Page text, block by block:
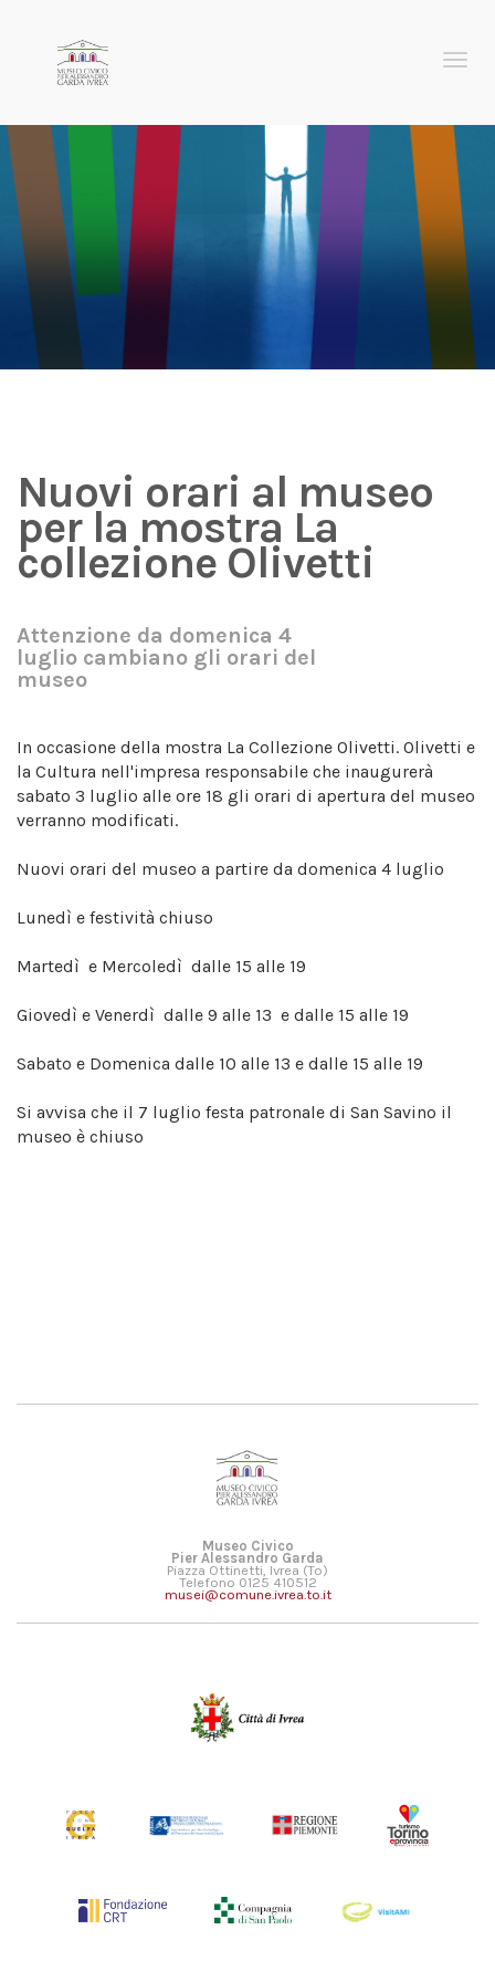
Menu
Nuovi orari al museo
per la mostra La
collezione Olivetti
Attenzione da domenica 4
luglio cambiano gli orari del
museo
In occasione della mostra La Collezione Olivetti. Olivetti e
la Cultura nell'impresa responsabile che inaugurerà
sabato 3 luglio alle ore 18 gli orari di apertura del museo
verranno modificati.
Nuovi orari del museo a partire da domenica 4 luglio
Lunedì e festività chiuso
Martedì e Mercoledì dalle 15 alle 19
Giovedì e Venerdì dalle 9 alle 13 e dalle 15 alle 19
Sabato e Domenica dalle 10 alle 13 e dalle 15 alle 19
Si avvisa che il 7 luglio festa patronale di San Savino il
museo è chiuso
Museo Civico
Pier Alessandro Garda
Piazza Ottinetti, Ivrea (To)
Telefono 0125 410512
musei@comune.ivrea.to.it